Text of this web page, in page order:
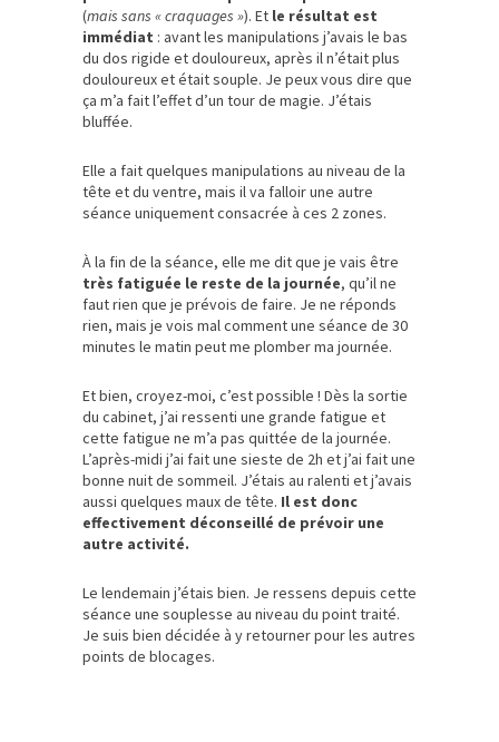
(mais sans « craquages »). Et le résultat est
immédiat : avant les manipulations j’avais le bas
du dos rigide et douloureux, après il n’était plus
douloureux et était souple. Je peux vous dire que
ça m’a fait l’effet d’un tour de magie. J’étais
bluffée.
Elle a fait quelques manipulations au niveau de la
tête et du ventre, mais il va falloir une autre
séance uniquement consacrée à ces 2 zones.
À la fin de la séance, elle me dit que je vais être
très fatiguée le reste de la journée, qu’il ne
faut rien que je prévois de faire. Je ne réponds
rien, mais je vois mal comment une séance de 30
minutes le matin peut me plomber ma journée.
Et bien, croyez-moi, c’est possible ! Dès la sortie
du cabinet, j’ai ressenti une grande fatigue et
cette fatigue ne m’a pas quittée de la journée.
L’après-midi j’ai fait une sieste de 2h et j’ai fait une
bonne nuit de sommeil. J’étais au ralenti et j’avais
aussi quelques maux de tête. Il est donc
effectivement déconseillé de prévoir une
autre activité.
Le lendemain j’étais bien. Je ressens depuis cette
séance une souplesse au niveau du point traité.
Je suis bien décidée à y retourner pour les autres
points de blocages.